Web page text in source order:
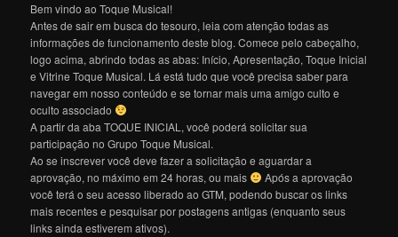
Bem vindo ao Toque Musical!
Antes de sair em busca do tesouro, leia com atenção todas as
informações de funcionamento deste blog. Comece pelo cabeçalho,
logo acima, abrindo todas as abas: Início, Apresentação, Toque Inicial
e Vitrine Toque Musical. Lá está tudo que você precisa saber para
navegar em nosso conteúdo e se tornar mais uma amigo culto e
oculto associado
A partir da aba TOQUE INICIAL, você poderá solicitar sua
participação no Grupo Toque Musical.
Ao se inscrever você deve fazer a solicitação e aguardar a
aprovação, no máximo em 24 horas, ou mais
Após a aprovação
você terá o seu acesso liberado ao GTM, podendo buscar os links
mais recentes e pesquisar por postagens antigas (enquanto seus
links ainda estiverem ativos).